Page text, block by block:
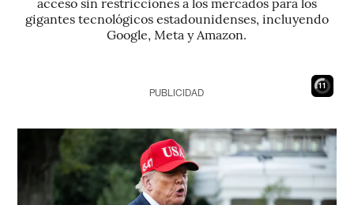
gigantes tecnológicos estadounidenses, incluyendo
Google, Meta y Amazon.
10
PUBLICIDAD